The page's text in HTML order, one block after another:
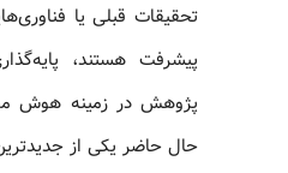
تحقیقات قبلی یا
پیشرفت هستند،
پژوهش در زمینه هوش
حال حاضر یکی از